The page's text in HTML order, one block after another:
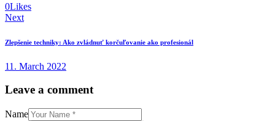
0Likes
Post
navigation
Next
Zlepšenie techniky: Ako zvládnuť korčuľovanie ako profesionál
11. March 2022
Leave a comment
Name